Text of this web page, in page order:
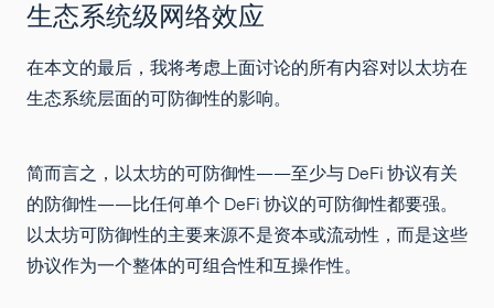
生态系统级网络效应
在本文的最后，我将考虑上面讨论的所有内容对以太坊在
生态系统层面的可防御性的影响。
简而言之，以太坊的可防御性——至少与 DeFi 协议有关
的防御性——比任何单个 DeFi 协议的可防御性都要强。
以太坊可防御性的主要来源不是资本或流动性，而是这些
协议作为一个整体的可组合性和互操作性。